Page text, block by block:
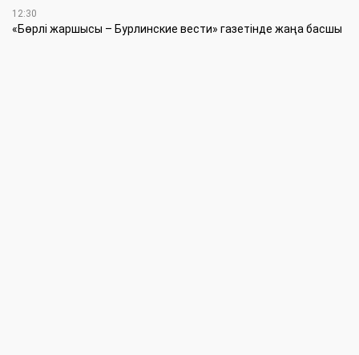
12:30
«Бөрлі жаршысы – Бурлинские вести» газетінде жаңа басшы